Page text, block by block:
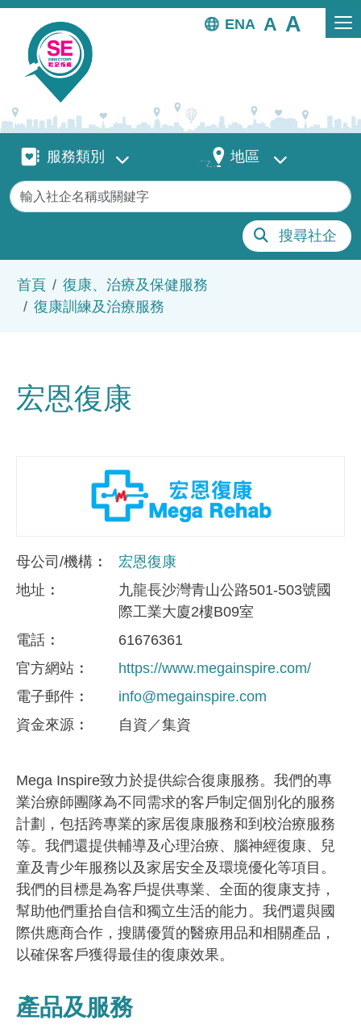
移至主內容
EN
服務類別服務類別 地區 地區
關鍵字
搜尋社企
首頁
復康、治療及保健服務
復康訓練及治療服務
宏恩復康
母公司/機構
宏恩復康
地址
九龍長沙灣青山公路501-503號國
際工業大廈2樓B09室
電話
61676361
官方網站
https://www.megainspire.com/
電子郵件
info@megainspire.com
資金來​源
自資／集資
Mega Inspire致力於提供綜合復康服務。我們的專
業治療師團隊為不同需求的客戶制定個別化的服務
計劃，包括跨專業的家居復康服務和到校治療服務
等。我們還提供輔導及心理治療、腦神經復康、兒
童及青少年服務以及家居安全及環境優化等項目。
我們的目標是為客戶提供專業、全面的復康支持，
幫助他們重拾自信和獨立生活的能力。我們還與國
際供應商合作，搜購優質的醫療用品和相關產品，
以確保客戶獲得最佳的復康效果。
產品及服務